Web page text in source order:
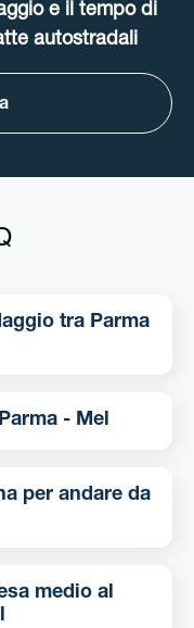
e il tempo di
autostradali
tra Parma
Qual è la distanza tra Parma - Mel
per andare da
medio al